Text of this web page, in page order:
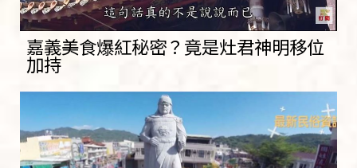
嘉義美食爆紅秘密？竟是灶君神明移位
加持